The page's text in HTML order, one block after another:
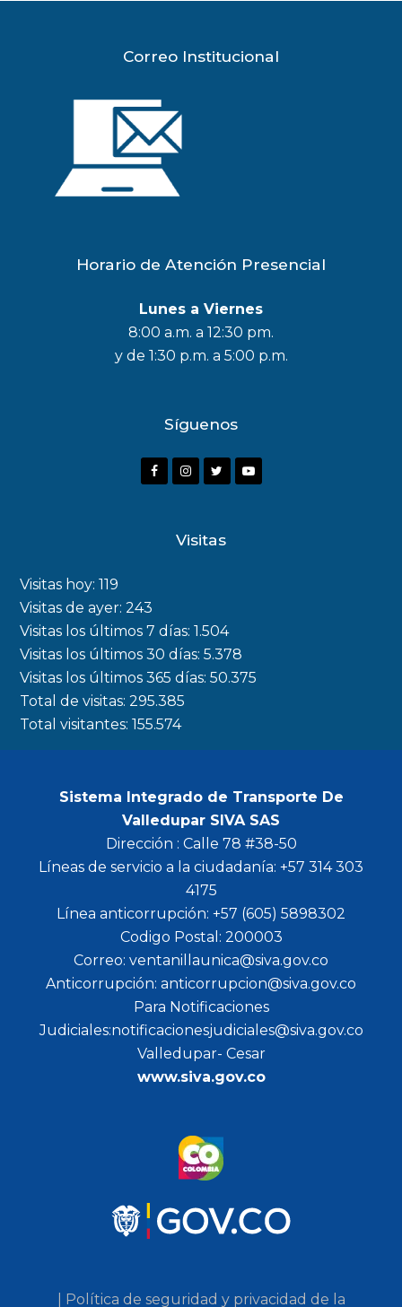
Correo Institucional
Horario de Atención Presencial
Lunes a Viernes
8:00 a.m. a 12:30 pm.
y de 1:30 p.m. a 5:00 p.m.
Síguenos
F
o
k
I
a
m
r
Y
Visitas
Visitas hoy:119
Visitas de ayer:243
Visitas los últimos 7 días:1.504
Visitas los últimos 30 días:5.378
Visitas los últimos 365 días:50.375
Total de visitas:295.385
Total visitantes:155.574
Sistema Integrado de Transporte De
Valledupar SIVA SAS
Dirección : Calle 78 #38-50
Líneas de servicio a la ciudadanía: +57 314 303
4175
Línea anticorrupción: +57 (605) 5898302
Codigo Postal: 200003
Correo: ventanillaunica@siva.gov.co
Anticorrupción: anticorrupcion@siva.gov.co
Para Notificaciones
Judiciales:notificacionesjudiciales@siva.gov.co
Valledupar- Cesar
www.siva.gov.co
| Política de seguridad y privacidad de la